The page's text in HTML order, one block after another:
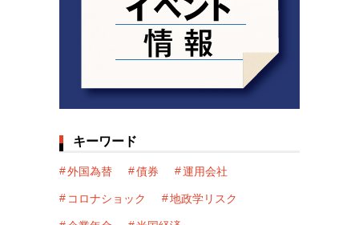
キーワード
外国為替 債券 運用会社
コロナショック 地政学リスク